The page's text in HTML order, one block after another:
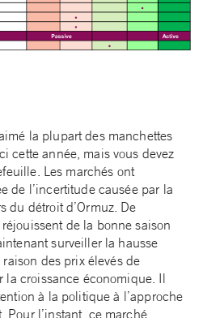
la plupart des manchettes
cette année, mais vous devez
Les marchés ont
de l’incertitude causée par la
du détroit d’Ormuz. De
de la bonne saison
surveiller la hausse
des prix élevés de
la croissance économique. Il
à la politique à l’approche
Pour l’instant, ce marché